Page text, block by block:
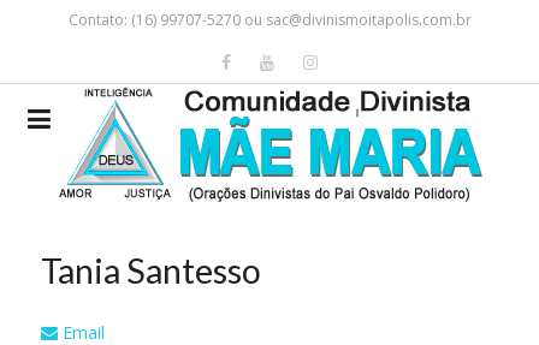
Contato: (16) 99707-5270 ou sac@divinismoitapolis.com.br
Tania Santesso
Email